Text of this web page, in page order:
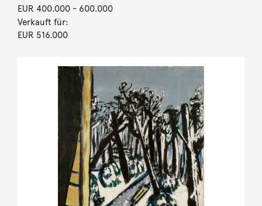
EUR 400.000- 600.000
Verkauft für:
EUR 516.000